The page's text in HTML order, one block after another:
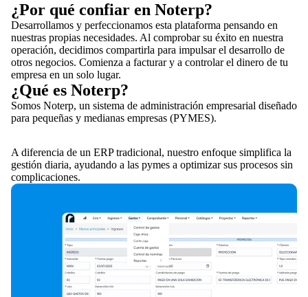
¿Por qué confiar en Noterp?
Desarrollamos y perfeccionamos esta plataforma pensando en
nuestras propias necesidades. Al comprobar su éxito en nuestra
operación, decidimos compartirla para impulsar el desarrollo de
otros negocios. Comienza a facturar y a controlar el dinero de tu
empresa en un solo lugar.
¿Qué es Noterp?
Somos Noterp, un sistema de administración empresarial diseñado
para pequeñas y medianas empresas (PYMES).
A diferencia de un ERP tradicional, nuestro enfoque simplifica la
gestión diaria, ayudando a las pymes a optimizar sus procesos sin
complicaciones.